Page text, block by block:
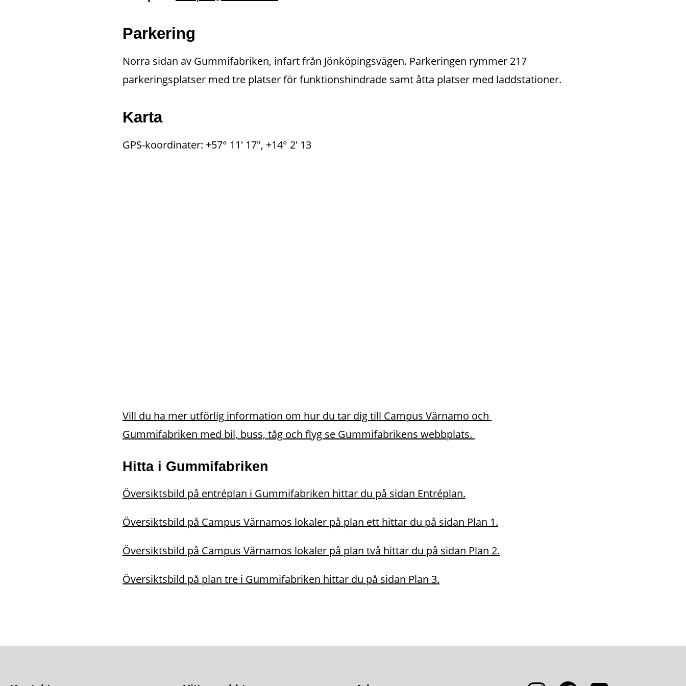
Parkering
Norra sidan av Gummifabriken, infart från Jönköpingsvägen. Parkeringen rymmer 217
parkeringsplatser med tre platser för funktionshindrade samt åtta platser med laddstationer.
Karta
GPS-koordinater: +57° 11' 17", +14° 2' 13
Vill du ha mer utförlig information om hur du tar dig till Campus Värnamo och
Gummifabriken med bil, buss, tåg och flyg se Gummifabrikens webbplats.
Hitta i Gummifabriken
Översiktsbild på entréplan i Gummifabriken hittar du på sidan Entréplan.
Översiktsbild på Campus Värnamos lokaler på plan ett hittar du på sidan Plan 1.
Översiktsbild på Campus Värnamos lokaler på plan två hittar du på sidan Plan 2.
Översiktsbild på plan tre i Gummifabriken hittar du på sidan Plan 3.